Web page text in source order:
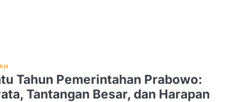
Tahun Pemerintahan Prabowo:
Tantangan Besar, dan Harapan